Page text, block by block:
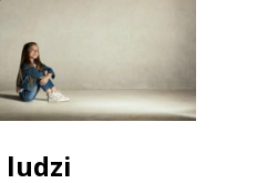
ludzi